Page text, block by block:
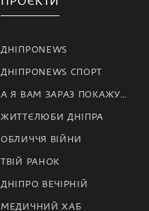
ДНІПРОNEWS
ДНІПРОNEWS СПОРТ
А Я ВАМ ЗАРАЗ ПОКАЖУ…
ЖИТТЄЛЮБИ ДНІПРА
ОБЛИЧЧЯ ВІЙНИ
ТВІЙ РАНОК
ДНІПРО ВЕЧІРНІЙ
МЕДИЧНИЙ ХАБ